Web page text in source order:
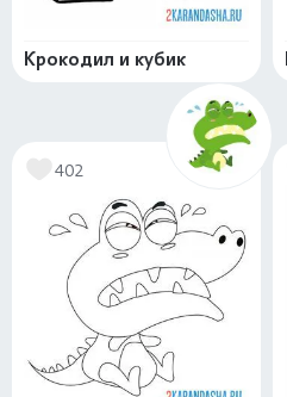
Крокодил и кубик
402